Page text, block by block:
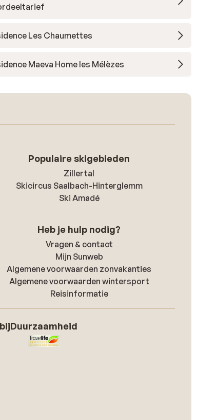
Les Chaumettes
Maeva Home les Mélèzes
Populaire skigebieden
Zillertal
Skicircus Saalbach-Hinterglemm
Ski Amadé
Heb je hulp nodig?
Vragen & contact
Mijn Sunweb
Algemene voorwaarden zonvakanties
Algemene voorwaarden wintersport
Reisinformatie
Duurzaamheid